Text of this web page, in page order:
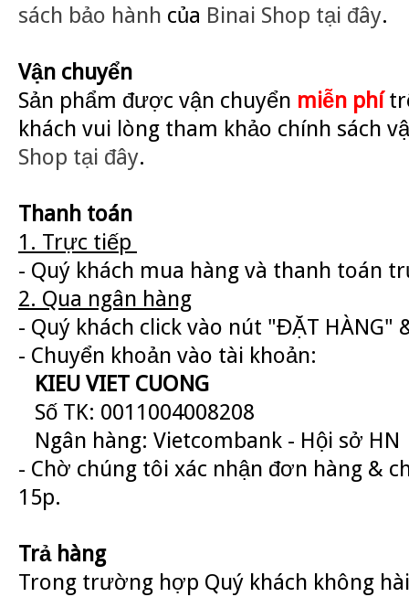
sách bảo hành của Binai Shop tại đây.
Vận chuyển
Sản phẩm được vận chuyển miễn phí
khách vui lòng tham khảo chính sách
Shop tại đây.
Thanh toán
1. Trực tiếp
- Quý khách mua hàng và thanh toán
2. Qua ngân hàng
- Quý khách click vào nút "ĐẶT HÀNG"
- Chuyển khoản vào tài khoản:
KIEU VIET CUONG
Số TK: 0011004008208
Ngân hàng: Vietcombank - Hội sở HN
- Chờ chúng tôi xác nhận đơn hàng &
15p.
Trả hàng
Trong trường hợp Quý khách không